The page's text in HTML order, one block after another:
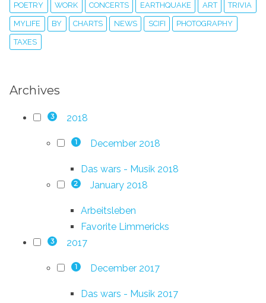
POETRY WORK CONCERTS EARTHQUAKE ART TRIVIA
MYLIFE BY CHARTS NEWS SCIFI PHOTOGRAPHY
TAXES
Archives
3 2018
1 December 2018
Das wars - Musik 2018
2 January 2018
Arbeitsleben
Favorite Limmericks
3 2017
1 December 2017
Das wars - Musik 2017